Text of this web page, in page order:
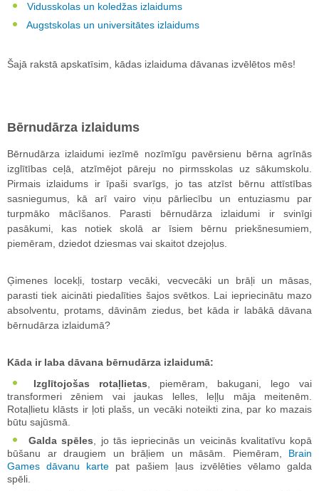
Vidusskolas un koledžas izlaidums
Augstskolas un universitātes izlaidums
Šajā rakstā apskatīsim, kādas izlaiduma dāvanas izvēlētos mēs!
Bērnudārza izlaidums
Bērnudārza izlaidumi iezīmē nozīmīgu pavērsienu bērna agrīnās
izglītības ceļā, atzīmējot pāreju no pirmsskolas uz sākumskolu.
Pirmais izlaidums ir īpaši svarīgs, jo tas atzīst bērnu attīstības
sasniegumus, kā arī vairo viņu pārliecību un entuziasmu par
turpmāko mācīšanos. Parasti bērnudārza izlaidumi ir svinīgi
pasākumi, kas notiek skolā ar īsiem bērnu priekšnesumiem,
piemēram, dziedot dziesmas vai skaitot dzejoļus.
Ģimenes locekļi, tostarp vecāki, vecvecāki un brāļi un māsas,
parasti tiek aicināti piedalīties šajos svētkos. Lai iepriecinātu mazo
absolventu, protams, dāvinām ziedus, bet kāda ir labākā dāvana
bērnudārza izlaidumā?
Kāda ir laba dāvana bērnudārza izlaidumā:
Izglītojošas rotaļlietas, piemēram, bakugani, lego vai
transformeri zēniem vai jaukas lelles, leļļu māja meitenēm.
Rotaļlietu klāsts ir ļoti plašs, un vecāki noteikti zina, par ko mazais
būtu sajūsmā.
Galda spēles, jo tās iepriecinās un veicinās kvalitatīvu kopā
būšanu ar draugiem un brāļiem un māsām. Piemēram, Brain
Games dāvanu karte pat pašiem ļaus izvēlēties vēlamo galda
spēli.